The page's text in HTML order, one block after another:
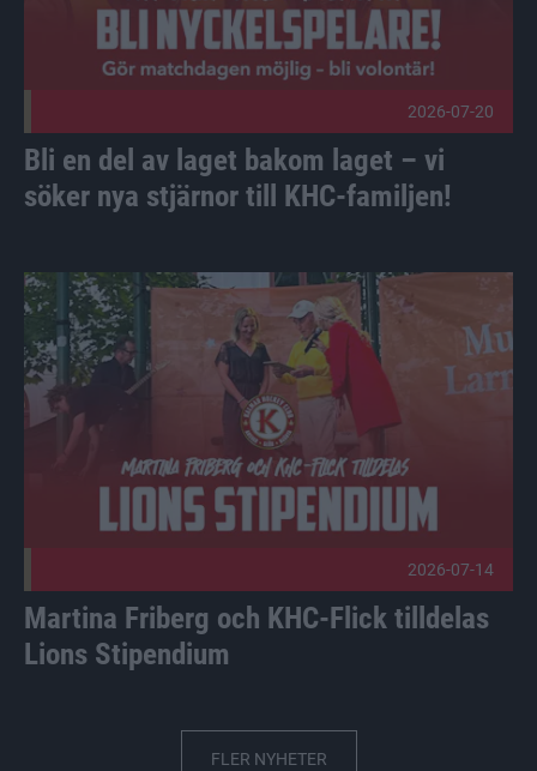
2026-07-20
Bli en del av laget bakom laget – vi
söker nya stjärnor till KHC-familjen!
Martina Friberg och KHC-Flick tilldelas Lions Stipendium
2026-07-14
Martina Friberg och KHC-Flick tilldelas
Lions Stipendium
FLER NYHETER